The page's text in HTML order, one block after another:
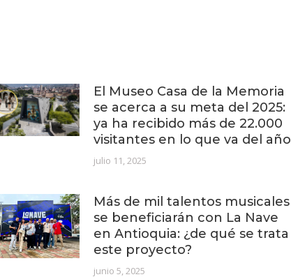
El Museo Casa de la Memoria
se acerca a su meta del 2025:
ya ha recibido más de 22.000
visitantes en lo que va del año
julio 11, 2025
Más de mil talentos musicales
se beneficiarán con La Nave
en Antioquia: ¿de qué se trata
este proyecto?
junio 5, 2025